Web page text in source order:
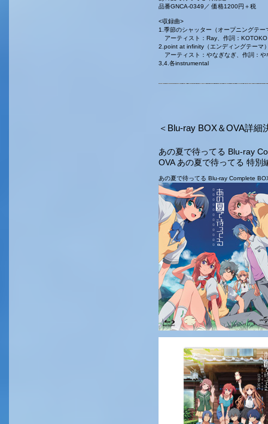
品番GNCA-0349／ 価格1200円＋税
<収録曲>
1.季節のシャッター（オープニングテー
アーティスト：Ray、作詞：
2.point at infinity（エンディングテーマ
アーティスト：やなぎなぎ、作詞：や
3,4.各instrumental
＜Blu-ray BOX＆OVA詳細
あの夏で待ってる Blu-ray
OVA あの夏で待ってる 特別
あの夏で待ってる Blu-ray Complete